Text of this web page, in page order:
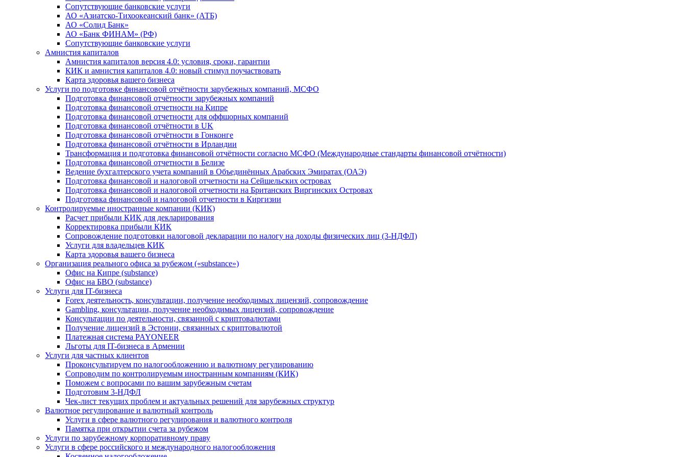
Сопутствующие банковские услуги
АО «Азиатско-Тихоокеанский банк» (АТБ)
АО «Солид Банк»
АО «Банк ФИНАМ» (РФ)
Сопутствующие банковские услуги
Амнистия капиталов
Амнистия капиталов версия 4.0: условия, сроки, гарантии
КИК и амнистия капиталов 4.0: новый стимул поучаствовать
Карта здоровья вашего бизнеса
Услуги по подготовке финансовой отчётности зарубежных компаний, МСФО
Подготовка финансовой отчётности зарубежных компаний
Подготовка финансовой отчетности на Кипре
Подготовка финансовой отчетности для оффшорных компаний
Подготовка финансовой отчётности в UK
Подготовка финансовой отчётности в Гонконге
Подготовка финансовой отчётности в Ирландии
Трансформация и подготовка финансовой отчётности согласно МСФО (Международные стандарты финансовой отчётности)
Подготовка финансовой отчетности в Белизе
Ведение бухгалтерского учета компаний в Объединённых Арабских Эмиратах (ОАЭ)
Подготовка финансовой и налоговой отчетности на Сейшельских островах
Подготовка финансовой и налоговой отчетности на Британских Виргинских Островах
Подготовка финансовой и налоговой отчетности в Киргизии
Контролируемые иностранные компании (КИК)
Расчет прибыли КИК для декларирования
Корректировка прибыли КИК
Сопровождение подготовки налоговой декларации по налогу на доходы физических лиц (3-НДФЛ)
Услуги для владельцев КИК
Карта здоровья вашего бизнеса
Организация реального офиса за рубежом («substance»)
Офис на Кипре (substance)
Офис на БВО (substance)
Услуги для IT-бизнеса
Forex деятельность, консультации, получение необходимых лицензий, сопровождение
Gambling, консультации, получение необходимых лицензий, сопровождение
Консультации по деятельности, связанной с криптовалютами
Получение лицензий в Эстонии, связанных с криптовалютой
Платежная система PAYONEER
Льготы для IT-бизнеса в Армении
Услуги для частных клиентов
Проконсультируем по налогообложению и валютному регулированию
Сопроводим по контролируемым иностранным компаниям (КИК)
Поможем с вопросами по вашим зарубежным счетам
Подготовим 3-НДФЛ
Чек-лист текущих проблем и актуальных решений для зарубежных структур
Валютное регулирование и валютный контроль
Услуги в сфере валютного регулирования и валютного контроля
Памятка при открытии счета за рубежом
Услуги по зарубежному корпоративному праву
Услуги в сфере российского и международного налогообложения